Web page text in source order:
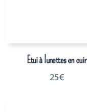
Etui à lunettes en cuir
25€